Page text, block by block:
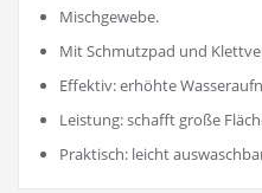
Mischgewebe.
Mit Schmutzpad und
Effektiv: erhöhte
Leistung: schafft große
Praktisch: leicht